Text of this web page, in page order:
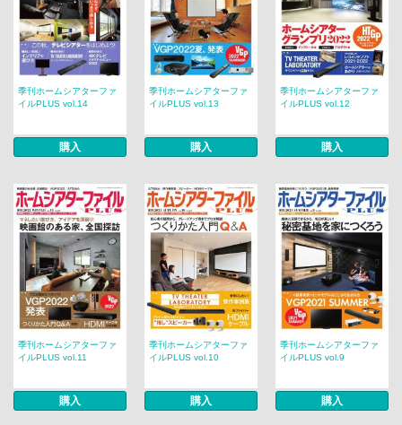
季刊ホームシアターファ
イルPLUS vol.14
購入
季刊ホームシアターファ
イルPLUS vol.13
購入
季刊ホームシアターファ
イルPLUS vol.12
購入
季刊ホームシアターファ
イルPLUS vol.11
購入
季刊ホームシアターファ
イルPLUS vol.10
購入
季刊ホームシアターファ
イルPLUS vol.9
購入